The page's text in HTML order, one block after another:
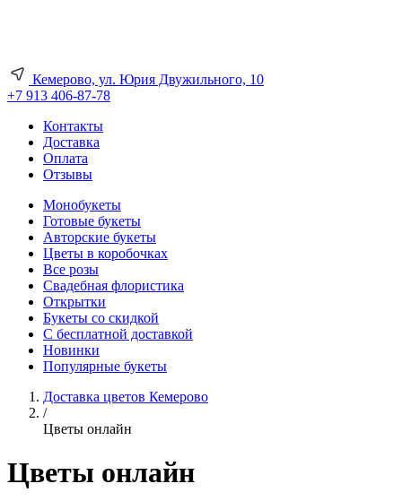
Кемерово, ул. Юрия Двужильного, 10
+7 913 406-87-78
Контакты
Доставка
Оплата
Отзывы
Монобукеты
Готовые букеты
Авторские букеты
Цветы в коробочках
Все розы
Свадебная флористика
Открытки
Букеты со скидкой
С бесплатной доставкой
Новинки
Популярные букеты
Доставка цветов Кемерово
/
Цветы онлайн
Цветы онлайн